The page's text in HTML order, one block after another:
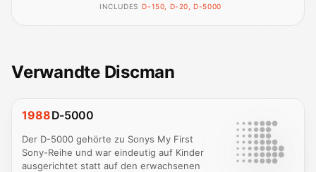
INCLUDES D-150, D-20, D-5000
Verwandte Discman
1988D-5000
Der D-5000 gehörte zu Sonys My First
Sony-Reihe und war eindeutig auf Kinder
ausgerichtet statt auf den erwachsenen